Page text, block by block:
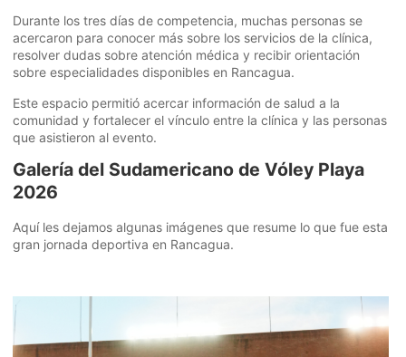
Durante los tres días de competencia, muchas personas se
acercaron para conocer más sobre los servicios de la clínica,
resolver dudas sobre atención médica y recibir orientación
sobre especialidades disponibles en Rancagua.
Este espacio permitió acercar información de salud a la
comunidad y fortalecer el vínculo entre la clínica y las personas
que asistieron al evento.
Galería del Sudamericano de Vóley Playa
2026
Aquí les dejamos algunas imágenes que resume lo que fue esta
gran jornada deportiva en Rancagua.